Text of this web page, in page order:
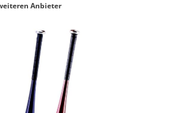
Anbieter